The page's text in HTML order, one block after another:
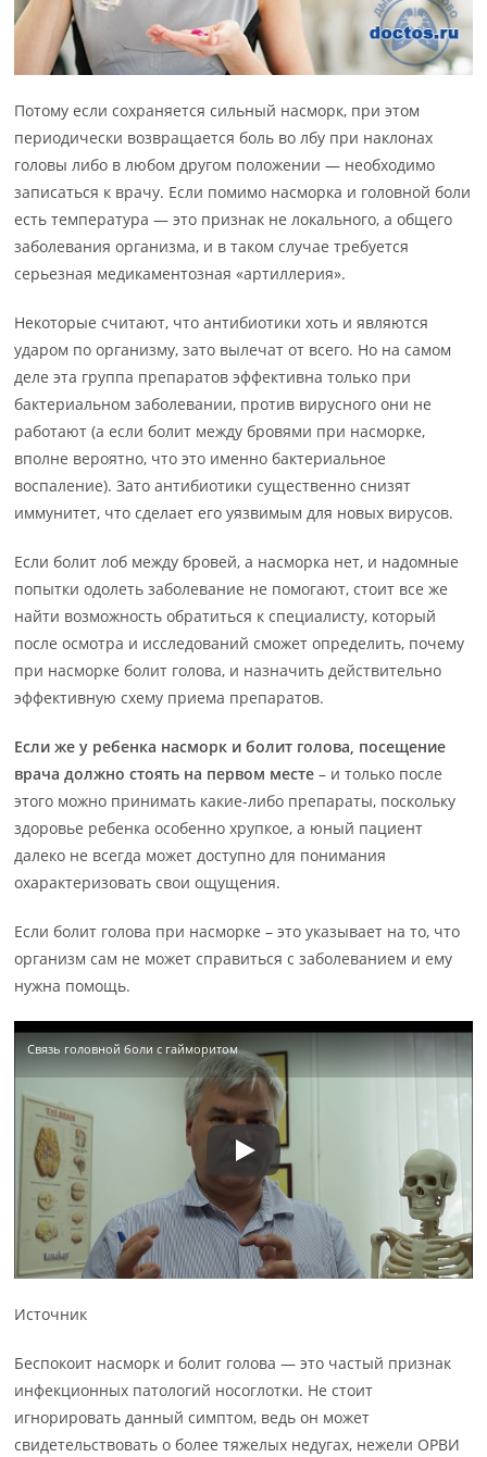
Потому если сохраняется сильный насморк, при этом
периодически возвращается боль во лбу при наклонах
головы либо в любом другом положении — необходимо
записаться к врачу. Если помимо насморка и головной боли
есть температура — это признак не локального, а общего
заболевания организма, и в таком случае требуется
серьезная медикаментозная «артиллерия».
Некоторые считают, что антибиотики хоть и являются
ударом по организму, зато вылечат от всего. Но на самом
деле эта группа препаратов эффективна только при
бактериальном заболевании, против вирусного они не
работают (а если болит между бровями при насморке,
вполне вероятно, что это именно бактериальное
воспаление). Зато антибиотики существенно снизят
иммунитет, что сделает его уязвимым для новых вирусов.
Если болит лоб между бровей, а насморка нет, и надомные
попытки одолеть заболевание не помогают, стоит все же
найти возможность обратиться к специалисту, который
после осмотра и исследований сможет определить, почему
при насморке болит голова, и назначить действительно
эффективную схему приема препаратов.
Если же у ребенка насморк и болит голова, посещение
врача должно стоять на первом месте – и только после
этого можно принимать какие-либо препараты, поскольку
здоровье ребенка особенно хрупкое, а юный пациент
далеко не всегда может доступно для понимания
охарактеризовать свои ощущения.
Если болит голова при насморке – это указывает на то, что
организм сам не может справиться с заболеванием и ему
нужна помощь.
Связь головной боли с гайморитом
Источник
Беспокоит насморк и болит голова — это частый признак
инфекционных патологий носоглотки. Не стоит
игнорировать данный симптом, ведь он может
свидетельствовать о более тяжелых недугах, нежели ОРВИ